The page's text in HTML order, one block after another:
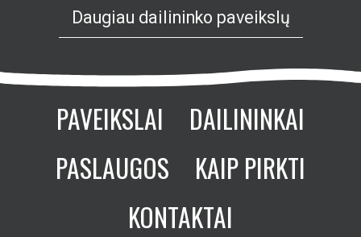
Daugiau dailininko paveikslų
PAVEIKSLAI
DAILININKAI
PASLAUGOS
KAIP PIRKTI
KONTAKTAI